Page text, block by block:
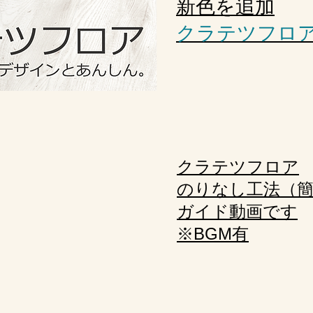
​新色を追加
クラテツフロ
​クラテツフロア
のりなし工法（簡
ガイド動画です
​※BGM有